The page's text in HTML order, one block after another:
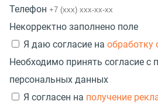
Телефон
Некорректно заполнено поле
Я даю согласие на обработку
Необходимо принять согласие с
персональных данных
Я согласен на получение